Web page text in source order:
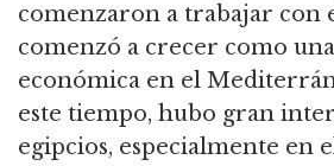
comenzaron a trabajar con
comenzó a crecer como
económica en el
este tiempo, hubo gran
egipcios, especialmente en